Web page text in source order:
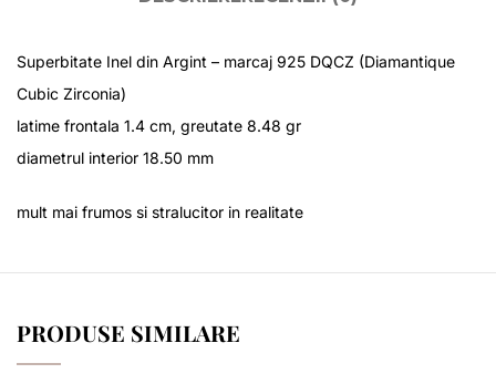
Superbitate Inel din Argint – marcaj 925 DQCZ (Diamantique
Cubic Zirconia)
latime frontala 1.4 cm, greutate 8.48 gr
diametrul interior 18.50 mm
mult mai frumos si stralucitor in realitate
PRODUSE SIMILARE